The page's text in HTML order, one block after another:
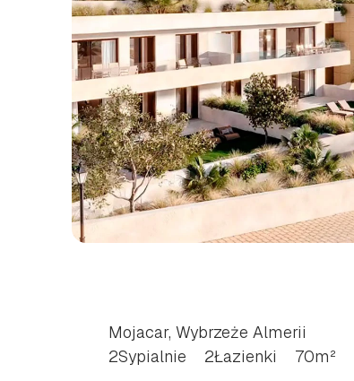
Mojacar, Wybrzeże Almerii
2Sypialnie 2Łazienki 70m²